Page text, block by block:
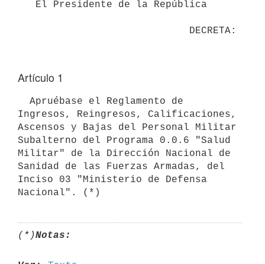
Artículo 1
Ingresos, Reingresos, Calificaciones,
Ascensos y Bajas del Personal Militar
Subalterno del Programa 0.0.6 "Salud
Militar" de la Dirección Nacional de
Sanidad de las Fuerzas Armadas, del
Inciso 03 "Ministerio de Defensa
(*)Notas: